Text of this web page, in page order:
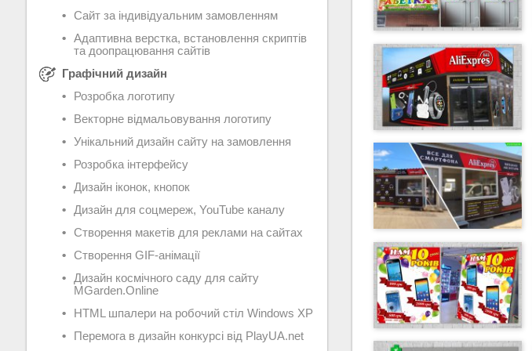
Сайт за індивідуальним замовленням
Адаптивна верстка, встановлення скриптів
та доопрацювання сайтів
Графічний дизайн
Розробка логотипу
Векторне відмальовування логотипу
Унікальний дизайн сайту на замовлення
Розробка інтерфейсу
Дизайн іконок, кнопок
Дизайн для соцмереж, YouTube каналу
Створення макетів для реклами на сайтах
Створення GIF-анімації
Дизайн космічного саду для сайту
MGarden.Online
HTML шпалери на робочий стіл Windows XP
Перемога в дизайн конкурсі від PlayUA.net